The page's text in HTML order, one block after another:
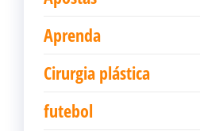
Aprenda
Cirurgia plástica
futebol